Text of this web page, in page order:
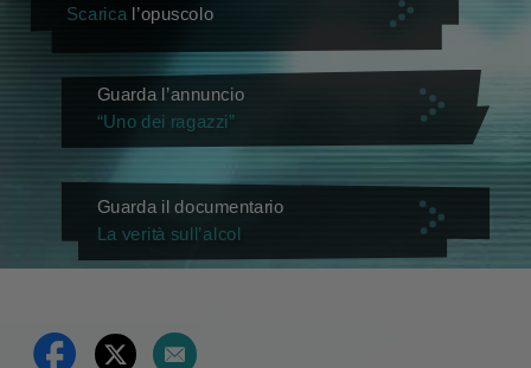
Scarica l’opuscolo
Guarda l’annuncio
“Uno dei ragazzi”
Guarda il documentario
La verità sull’alcol